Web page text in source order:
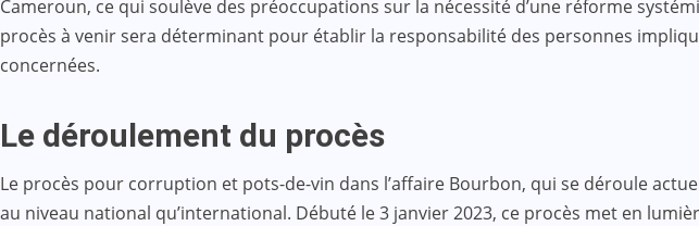
Cameroun, ce qui soulève des préoccupations sur la nécessité d’une réforme
procès à venir sera déterminant pour établir la responsabilité des personnes
concernées.
Le déroulement du procès
Le procès pour corruption et pots-de-vin dans l’affaire Bourbon, qui se déroule
au niveau national qu’international. Débuté le 3 janvier 2023, ce procès met en